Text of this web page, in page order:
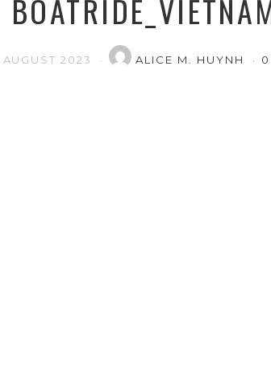
AUGUST 2023 ALICE M. HUYNH